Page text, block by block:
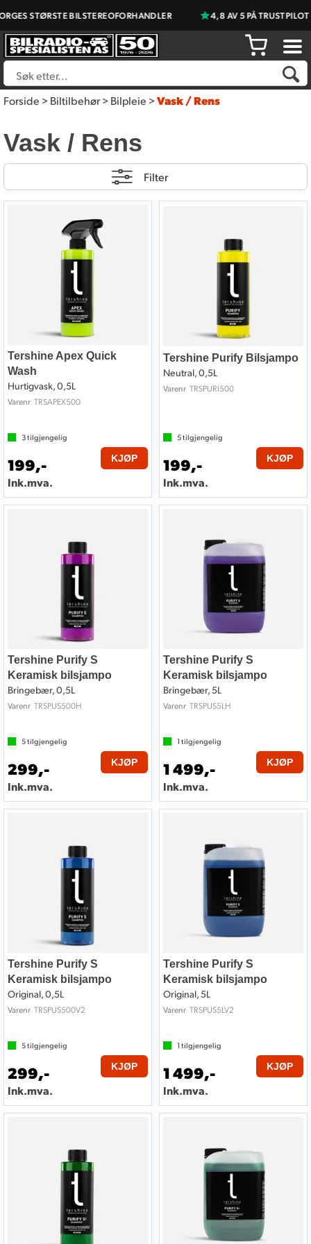
STØRSTE BILSTEREOFORHANDLER 4,8 AV 5 PÅ TRUSTPILOT
Forside>Biltilbehør>Bilpleie>Vask / Rens
Vask / Rens
Filter
Tershine Apex Quick
Wash
Hurtigvask, 0,5L
Varenr TRSAPEX500
3tilgjengelig
199,-
Ink.mva.
KJØP
Tershine Purify Bilsjampo
Neutral, 0,5L
Varenr TRSPURI500
5tilgjengelig
199,-
Ink.mva.
KJØP
Tershine Purify S
Keramisk bilsjampo
Bringebær, 0,5L
Varenr TRSPUS500H
5tilgjengelig
299,-
Ink.mva.
KJØP
Tershine Purify S
Keramisk bilsjampo
Bringebær, 5L
Varenr TRSPUS5LH
1 tilgjengelig
1 499,-
Ink.mva.
KJØP
Tershine Purify S
Keramisk bilsjampo
Original, 0,5L
Varenr TRSPUS500V2
5tilgjengelig
299,-
Ink.mva.
KJØP
Tershine Purify S
Keramisk bilsjampo
Original, 5L
Varenr TRSPUS5LV2
1 tilgjengelig
1 499,-
Ink.mva.
KJØP